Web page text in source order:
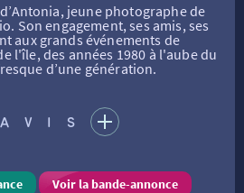
jeune photographe de
Son engagement, ses amis, ses
aux grands événements de
l'île, des années 1980 à l'aube du
d’une génération.
Voir la bande-annonce